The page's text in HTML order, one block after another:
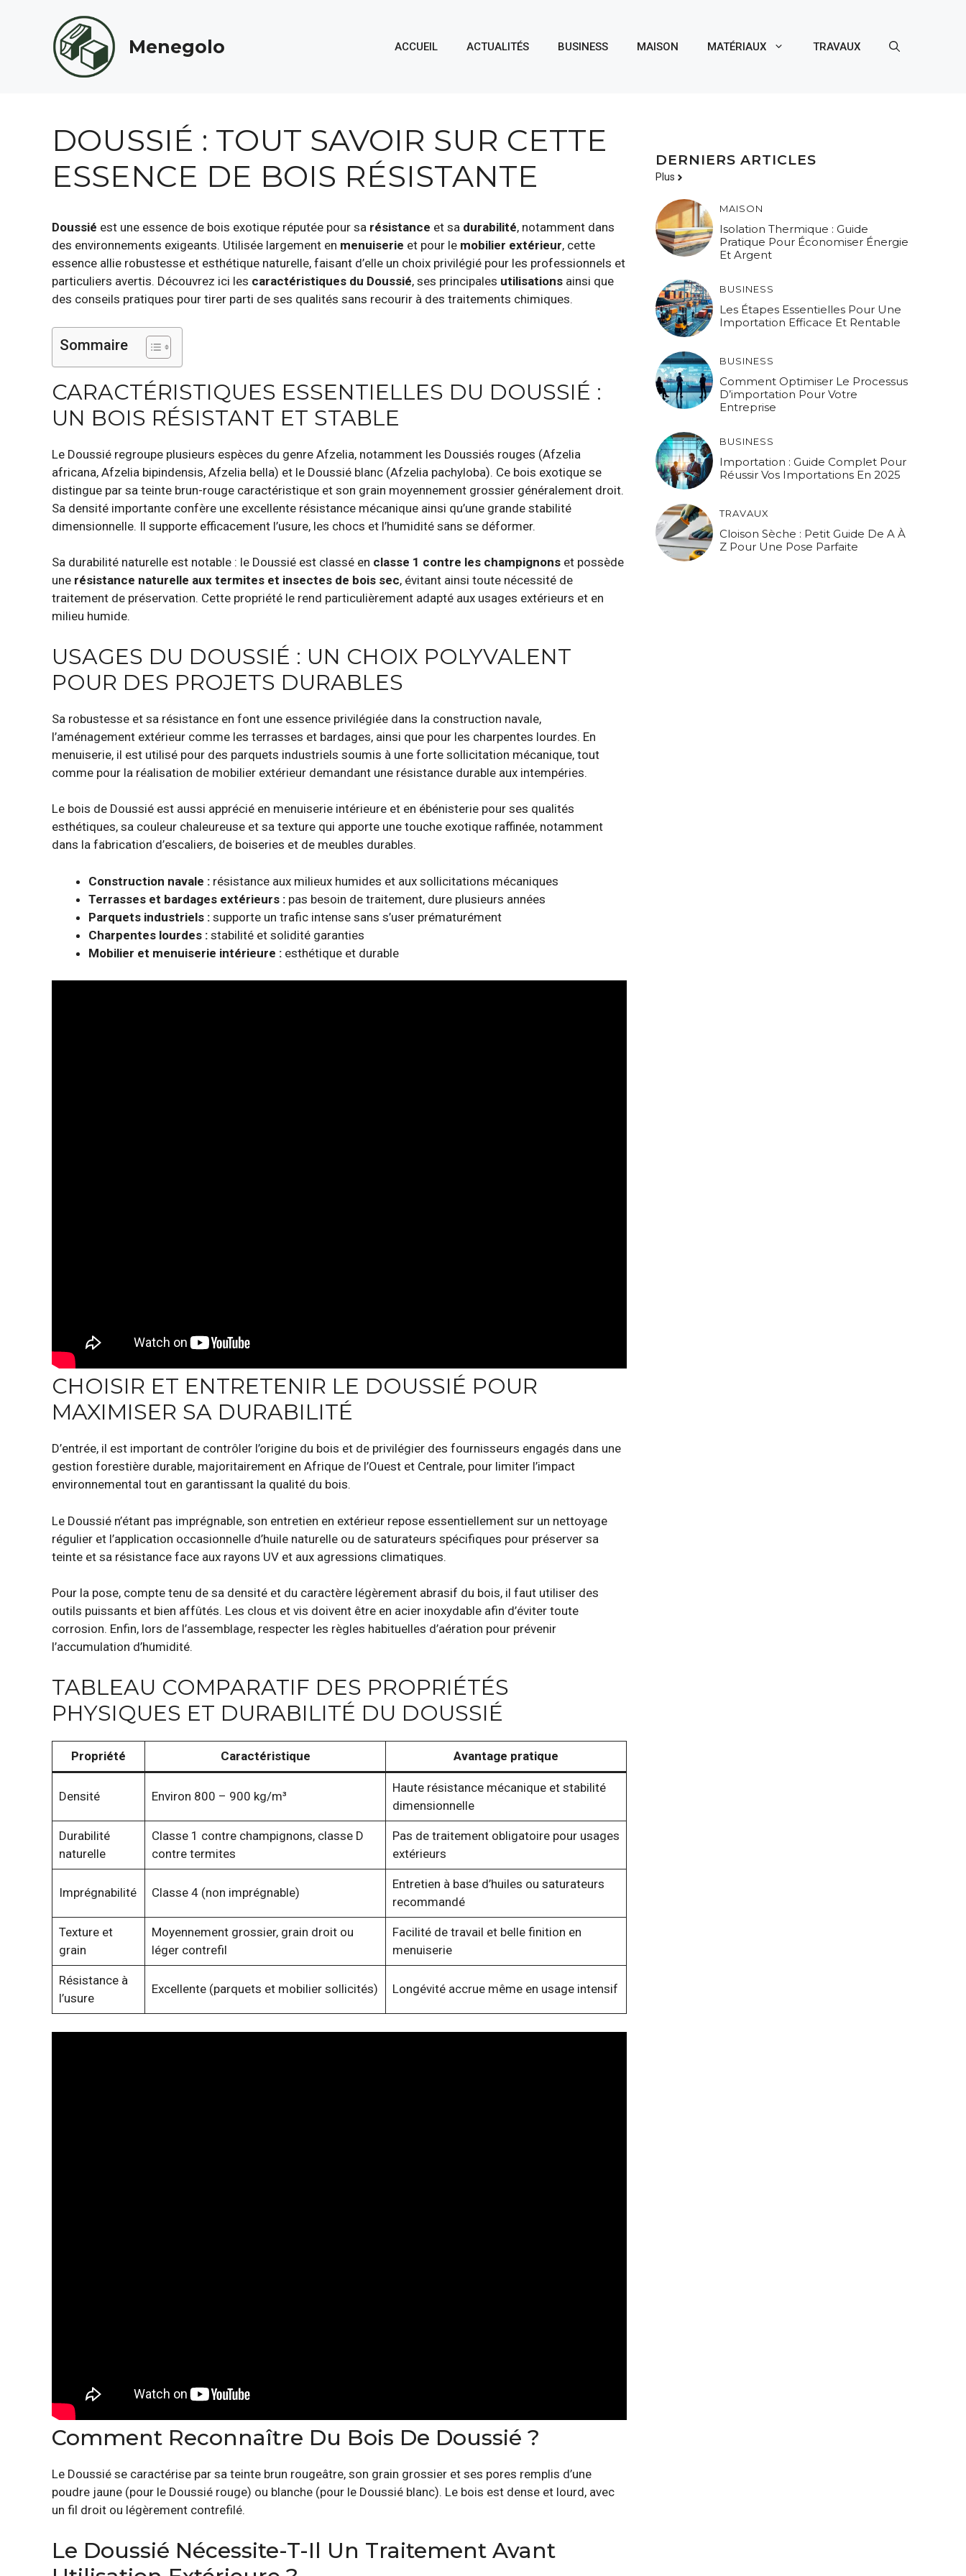
Menegolo ACCUEIL ACTUALITÉS BUSINESS MAISON MATÉRIAUX TRAVAUX
DOUSSIÉ : TOUT SAVOIR SUR CETTE
ESSENCE DE BOIS RÉSISTANTE
Doussié est une essence de bois exotique réputée pour sa résistance et sa durabilité, notamment dans
des environnements exigeants. Utilisée largement en menuiserie et pour le mobilier extérieur, cette
essence allie robustesse et esthétique naturelle, faisant d’elle un choix privilégié pour les professionnels et
particuliers avertis. Découvrez ici les caractéristiques du Doussié, ses principales utilisations ainsi que
des conseils pratiques pour tirer parti de ses qualités sans recourir à des traitements chimiques.
Sommaire
CARACTÉRISTIQUES ESSENTIELLES DU DOUSSIÉ :
UN BOIS RÉSISTANT ET STABLE
Le Doussié regroupe plusieurs espèces du genre Afzelia, notamment les Doussiés rouges (Afzelia
africana, Afzelia bipindensis, Afzelia bella) et le Doussié blanc (Afzelia pachyloba). Ce bois exotique se
distingue par sa teinte brun-rouge caractéristique et son grain moyennement grossier généralement droit.
Sa densité importante confère une excellente résistance mécanique ainsi qu’une grande stabilité
dimensionnelle. Il supporte efficacement l’usure, les chocs et l’humidité sans se déformer.
Sa durabilité naturelle est notable : le Doussié est classé en classe 1 contre les champignons et possède
une résistance naturelle aux termites et insectes de bois sec, évitant ainsi toute nécessité de
traitement de préservation. Cette propriété le rend particulièrement adapté aux usages extérieurs et en
milieu humide.
USAGES DU DOUSSIÉ : UN CHOIX POLYVALENT
POUR DES PROJETS DURABLES
Sa robustesse et sa résistance en font une essence privilégiée dans la construction navale,
l’aménagement extérieur comme les terrasses et bardages, ainsi que pour les charpentes lourdes. En
menuiserie, il est utilisé pour des parquets industriels soumis à une forte sollicitation mécanique, tout
comme pour la réalisation de mobilier extérieur demandant une résistance durable aux intempéries.
Le bois de Doussié est aussi apprécié en menuiserie intérieure et en ébénisterie pour ses qualités
esthétiques, sa couleur chaleureuse et sa texture qui apporte une touche exotique raffinée, notamment
dans la fabrication d’escaliers, de boiseries et de meubles durables.
Construction navale : résistance aux milieux humides et aux sollicitations mécaniques
Terrasses et bardages extérieurs : pas besoin de traitement, dure plusieurs années
Parquets industriels : supporte un trafic intense sans s’user prématurément
Charpentes lourdes : stabilité et solidité garanties
Mobilier et menuiserie intérieure : esthétique et durable
CHOISIR ET ENTRETENIR LE DOUSSIÉ POUR
MAXIMISER SA DURABILITÉ
D’entrée, il est important de contrôler l’origine du bois et de privilégier des fournisseurs engagés dans une
gestion forestière durable, majoritairement en Afrique de l’Ouest et Centrale, pour limiter l’impact
environnemental tout en garantissant la qualité du bois.
Le Doussié n’étant pas imprégnable, son entretien en extérieur repose essentiellement sur un nettoyage
régulier et l’application occasionnelle d’huile naturelle ou de saturateurs spécifiques pour préserver sa
teinte et sa résistance face aux rayons UV et aux agressions climatiques.
Pour la pose, compte tenu de sa densité et du caractère légèrement abrasif du bois, il faut utiliser des
outils puissants et bien affûtés. Les clous et vis doivent être en acier inoxydable afin d’éviter toute
corrosion. Enfin, lors de l’assemblage, respecter les règles habituelles d’aération pour prévenir
l’accumulation d’humidité.
TABLEAU COMPARATIF DES PROPRIÉTÉS
PHYSIQUES ET DURABILITÉ DU DOUSSIÉ
Propriété Caractéristique Avantage pratique
Densité Environ 800 – 900 kg/m³
Haute résistance mécanique et stabilité
dimensionnelle
Durabilité
naturelle
Classe 1 contre champignons, classe D
contre termites
Pas de traitement obligatoire pour usages
extérieurs
Imprégnabilité Classe 4 (non imprégnable)
Entretien à base d’huiles ou saturateurs
recommandé
Texture et
grain
Moyennement grossier, grain droit ou
léger contrefil
Facilité de travail et belle finition en
menuiserie
Résistance à
l’usure
Excellente (parquets et mobilier sollicités) Longévité accrue même en usage intensif
Comment Reconnaître Du Bois De Doussié ?
Le Doussié se caractérise par sa teinte brun rougeâtre, son grain grossier et ses pores remplis d’une
poudre jaune (pour le Doussié rouge) ou blanche (pour le Doussié blanc). Le bois est dense et lourd, avec
un fil droit ou légèrement contrefilé.
Le Doussié Nécessite-T-Il Un Traitement Avant
DERNIERS ARTICLES
Plus
MAISON
Isolation Thermique : Guide
Pratique Pour Économiser Énergie
Et Argent
BUSINESS
Les Étapes Essentielles Pour Une
Importation Efficace Et Rentable
BUSINESS
Comment Optimiser Le Processus
D’importation Pour Votre
Entreprise
BUSINESS
Importation : Guide Complet Pour
Réussir Vos Importations En 2025
TRAVAUX
Cloison Sèche : Petit Guide De A À
Z Pour Une Pose Parfaite